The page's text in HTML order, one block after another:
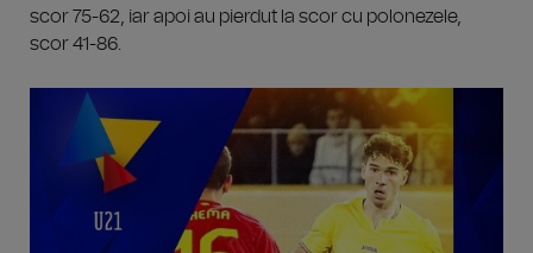
scor 75-62, iar apoi au pierdut la scor cu polonezele,
scor 41-86.